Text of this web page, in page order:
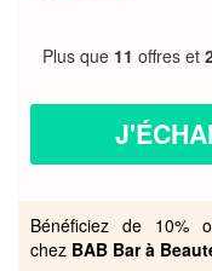
Plus que 11 offres et
Bénéficiez de 10%
chez BAB Bar à